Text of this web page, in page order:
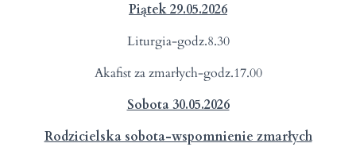
Piątek 29.05.2026
Liturgia-godz.8.30
Akafist za zmarłych-godz.17.00
Sobota 30.05.2026
Rodzicielska sobota-wspomnienie zmarłych